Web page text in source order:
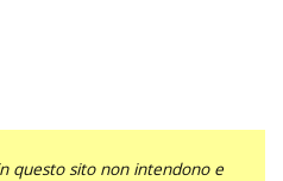
questo sito non intendono e